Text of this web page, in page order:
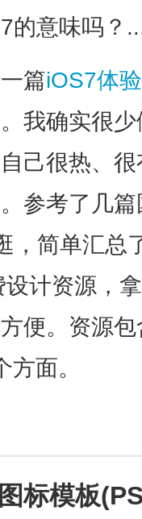
的意味吗？
篇iOS7体
我确实很
己很热、
参考了几
，简单汇总
计资源，
便。资源
面。
标模板